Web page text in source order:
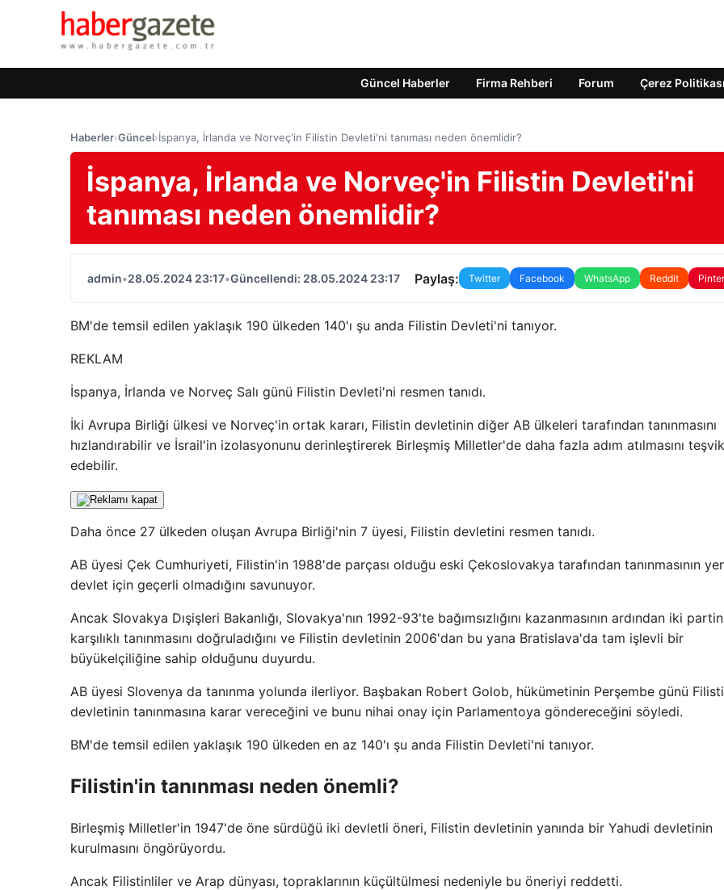
Güncel Haberler Firma Rehberi Forum Çerez Politikası
Haberler›Güncel›İspanya, İrlanda ve Norveç'in Filistin Devleti'ni tanıması neden önemlidir?
İspanya, İrlanda ve Norveç'in Filistin Devleti'ni
tanıması neden önemlidir?
admin•28.05.2024 23:17•Güncellendi: 28.05.2024 23:17 Paylaş: Twitter Facebook WhatsApp Reddit
BM'de temsil edilen yaklaşık 190 ülkeden 140'ı şu anda Filistin Devleti'ni tanıyor.
REKLAM
İspanya, İrlanda ve Norveç Salı günü Filistin Devleti'ni resmen tanıdı.
İki Avrupa Birliği ülkesi ve Norveç'in ortak kararı, Filistin devletinin diğer AB ülkeleri tarafından tanınmasını
hızlandırabilir ve İsrail'in izolasyonunu derinleştirerek Birleşmiş Milletler'de daha fazla adım atılmasını teşvik
edebilir.
Daha önce 27 ülkeden oluşan Avrupa Birliği'nin 7 üyesi, Filistin devletini resmen tanıdı.
AB üyesi Çek Cumhuriyeti, Filistin'in 1988'de parçası olduğu eski Çekoslovakya tarafından tanınmasının
devlet için geçerli olmadığını savunuyor.
Ancak Slovakya Dışişleri Bakanlığı, Slovakya'nın 1992-93'te bağımsızlığını kazanmasının ardından iki
karşılıklı tanınmasını doğruladığını ve Filistin devletinin 2006'dan bu yana Bratislava'da tam işlevli bir
büyükelçiliğine sahip olduğunu duyurdu.
AB üyesi Slovenya da tanınma yolunda ilerliyor. Başbakan Robert Golob, hükümetinin Perşembe günü
devletinin tanınmasına karar vereceğini ve bunu nihai onay için Parlamentoya göndereceğini söyledi.
BM'de temsil edilen yaklaşık 190 ülkeden en az 140'ı şu anda Filistin Devleti'ni tanıyor.
Filistin'in tanınması neden önemli?
Birleşmiş Milletler'in 1947'de öne sürdüğü iki devletli öneri, Filistin devletinin yanında bir Yahudi devletinin
kurulmasını öngörüyordu.
Ancak Filistinliler ve Arap dünyası, topraklarının küçültülmesi nedeniyle bu öneriyi reddetti.